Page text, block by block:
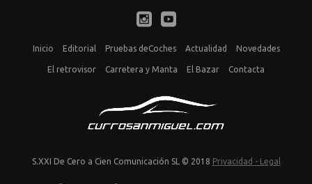
Inicio Editorial Pruebas deCoches Actualidad Novedades
El retrovisor Carretera y Manta El Bazar Contacta
S.XXI De Cero a Cien Comunicación SL © 2018 Privacidad - Legal